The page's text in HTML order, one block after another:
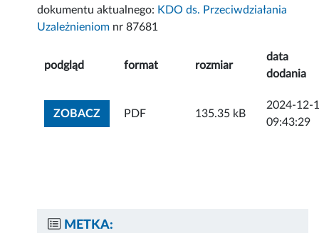
dokumentu aktualnego: KDO ds. Przeciwdziałania
Uzależnieniom nr 87681
podgląd format rozmiar
data
dodania
ZOBACZZOBACZ ZAŁĄCZNIK
PDF 135.35 kB
2024-12-
09:43:29
METKA: